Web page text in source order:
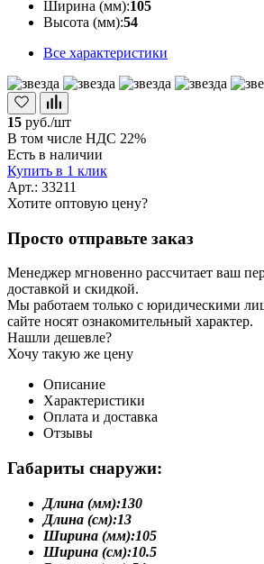
Ширина (мм):105
Высота (мм):54
Все характеристики
15 руб./шт
В том числе НДС 22%
Есть в наличии
Купить в 1 клик
Арт.: 33211
Хотите оптовую цену?
Просто отправьте заказ
Менеджер мгновенно рассчитает ваш
доставкой и скидкой.
Мы работаем только с юридическими
сайте носят ознакомительный характер.
Нашли дешевле?
Хочу такую же цену
Описание
Характеристики
Оплата и доставка
Отзывы
Габариты снаружи:
Длина (мм):130
Длина (см):13
Ширина (мм):105
Ширина (см):10.5